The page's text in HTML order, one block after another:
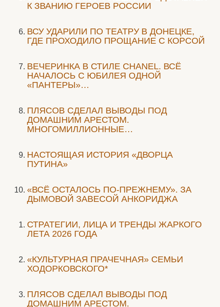
К ЗВАНИЮ ГЕРОЕВ РОССИИ
ВСУ УДАРИЛИ ПО ТЕАТРУ В ДОНЕЦКЕ,
ГДЕ ПРОХОДИЛО ПРОЩАНИЕ С КОРСОЙ
ВЕЧЕРИНКА В СТИЛЕ СHANEL. ВСЁ
НАЧАЛОСЬ С ЮБИЛЕЯ ОДНОЙ
«ПАНТЕРЫ»…
ПЛЯСОВ СДЕЛАЛ ВЫВОДЫ ПОД
ДОМАШНИМ АРЕСТОМ.
МНОГОМИЛЛИОННЫЕ…
НАСТОЯЩАЯ ИСТОРИЯ «ДВОРЦА
ПУТИНА»
«ВСЁ ОСТАЛОСЬ ПО-ПРЕЖНЕМУ». ЗА
ДЫМОВОЙ ЗАВЕСОЙ АНКОРИДЖА
СТРАТЕГИИ, ЛИЦА И ТРЕНДЫ ЖАРКОГО
ЛЕТА 2026 ГОДА
«КУЛЬТУРНАЯ ПРАЧЕЧНАЯ» СЕМЬИ
ХОДОРКОВСКОГО*
ПЛЯСОВ СДЕЛАЛ ВЫВОДЫ ПОД
ДОМАШНИМ АРЕСТОМ.